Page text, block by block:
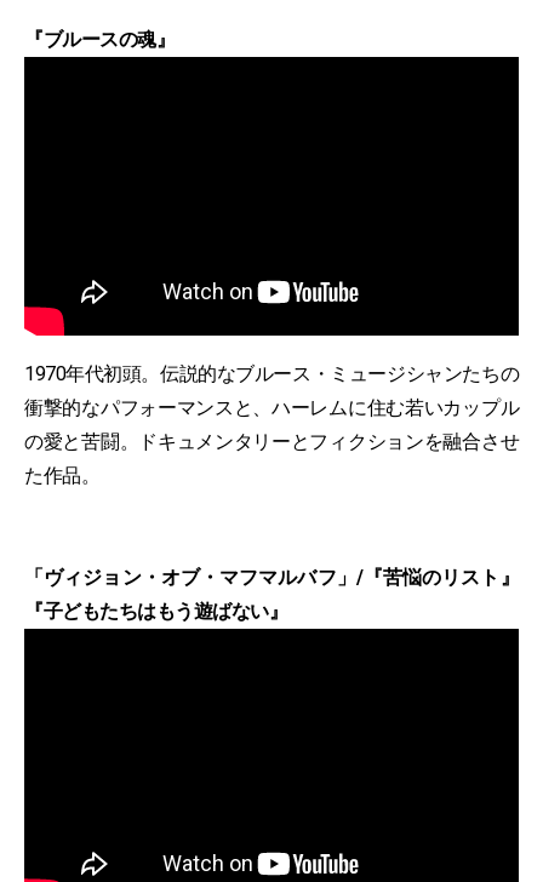
『ブルースの魂』
1970年代初頭。伝説的なブルース・ミュージシャンたちの
衝撃的なパフォーマンスと、ハーレムに住む若いカップル
の愛と苦闘。ドキュメンタリーとフィクションを融合させ
た作品。
「ヴィジョン・オブ・マフマルバフ」/『苦悩のリスト』
『子どもたちはもう遊ばない』